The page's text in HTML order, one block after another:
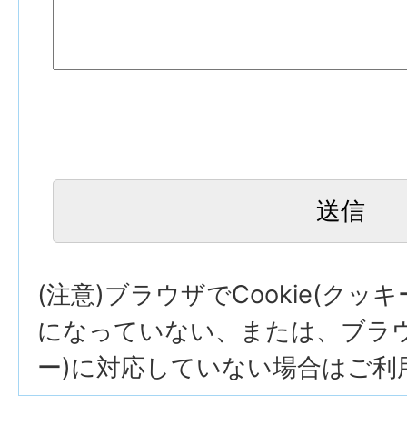
(注意)ブラウザでCookie(クッキ
になっていない、または、ブラ
ー)に対応していない場合はご利